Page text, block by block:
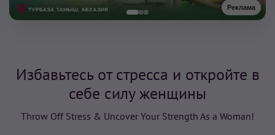
Реклама
Избавьтесь от стресса и откройте в
себе силу женщины
Throw Off Stress & Uncover Your Strength As a Woman!